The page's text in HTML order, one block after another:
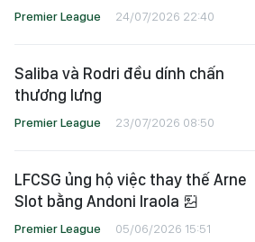
Premier League 24/07/2026 22:40
Saliba và Rodri đều dính chấn
thương lưng
Premier League 23/07/2026 08:50
LFCSG ủng hộ việc thay thế Arne
Slot bằng Andoni Iraola
Premier League 05/06/2026 15:51